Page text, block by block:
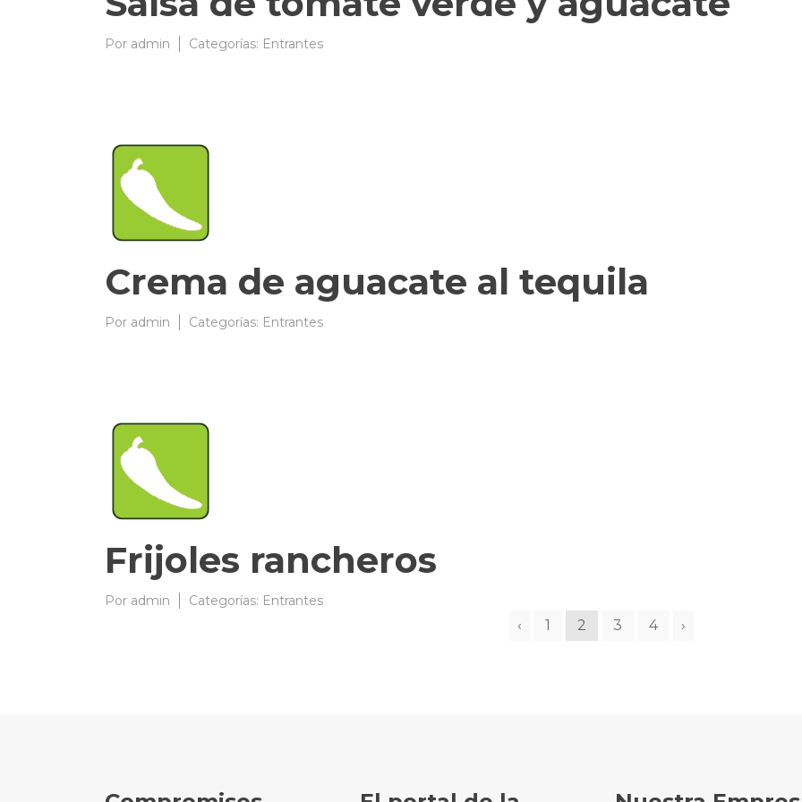
Por admin 10/03/2009
Categorías: Entrantes
Crema de aguacate al tequila
Por admin 10/03/2009
Categorías: Entrantes
Frijoles rancheros
Por admin 09/09/2008
Categorías: Entrantes
‹ 1 2 3 4 ›